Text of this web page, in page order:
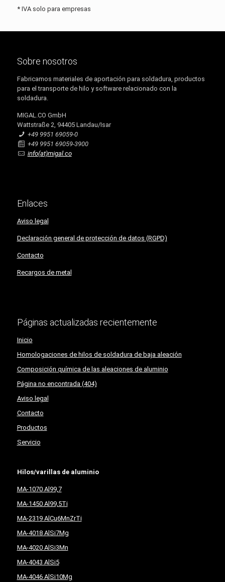
* IVA solo para empresas
Sobre nosotros
Fabricamos materiales de aportación para soldadura, productos
para el transporte de hilo y software relacionado con la
soldadura.
MIGAL.CO GmbH
Wattstraße 2, 94405 Landau/Isar
+49 9951 69059-0
+49 9951 69059-3900
info(at)migal.co
Enlaces
Aviso legal
Declaración general de protección de datos (RGPD)
Contacto
Recargos de metal
Páginas actualizadas recientemente
Inicio
Homologaciones de hilos de soldadura de baja aleación
Composición química de las aleaciones de aluminio
Página no encontrada (404)
Aviso legal
Contacto
Productos
Servicio
Hilos/varillas de aluminio
MA-1070 Al99,7
MA-1450 Al99,5Ti
MA-2319 AlCu6MnZrTi
MA-4018 AlSi7Mg
MA-4020 AlSi3Mn
MA-4043 AlSi5
MA-4046 AlSi10Mg